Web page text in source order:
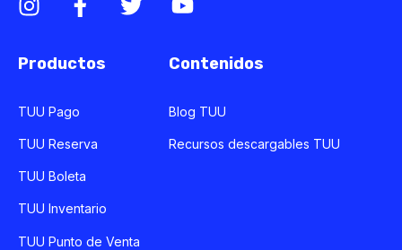
Productos
TUU Pago
TUU Reserva
TUU Boleta
TUU Inventario
TUU Punto de Venta
Contenidos
Blog TUU
Recursos descargables TUU